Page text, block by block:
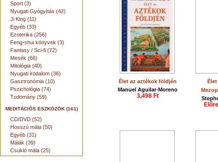
Sport (3)
Nyugati Gyógyítás (42)
Ji King (11)
Egyéb (33)
Ezoterika (256)
Feng-shui könyvek (3)
Fantasy / Sci-fi (72)
Mesék (66)
Mitológia (40)
Nyugati irodalom (36)
Gasztronómia (10)
Pszichológia (74)
Tudomány (59)
MEDITÁCIÓS ESZKÖZÖK (161)
CD/DVD (52)
Hosszú mála (50)
Egyéb (31)
Málák (39)
Csukló mála (25)
Élet az aztékok földjén
Manuel Aguilar-Moreno
3,498 Ft